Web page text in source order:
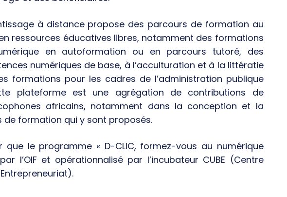
à distance propose des parcours de formation au
ressources éducatives libres, notamment des formations
en autoformation ou en parcours tutoré, des
numériques de base, à l’acculturation et à la littératie
formations pour les cadres de l’administration publique
plateforme est une agrégation de contributions de
africains, notamment dans la conception et la
formation qui y sont proposés.
que le programme « D-CLIC, formez-vous au numérique
l’OIF et opérationnalisé par l’incubateur CUBE (Centre